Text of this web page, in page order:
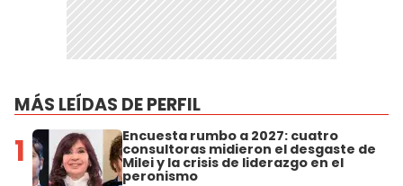
MÁS LEÍDAS DE PERFIL
1 Encuesta rumbo a 2027: cuatro
consultoras midieron el desgaste de
Milei y la crisis de liderazgo en el
peronismo